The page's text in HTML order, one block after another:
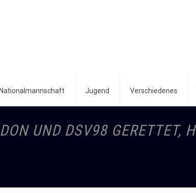
Nationalmannschaft Jugend Verschiedenes
UND DSV98 GERETTET,